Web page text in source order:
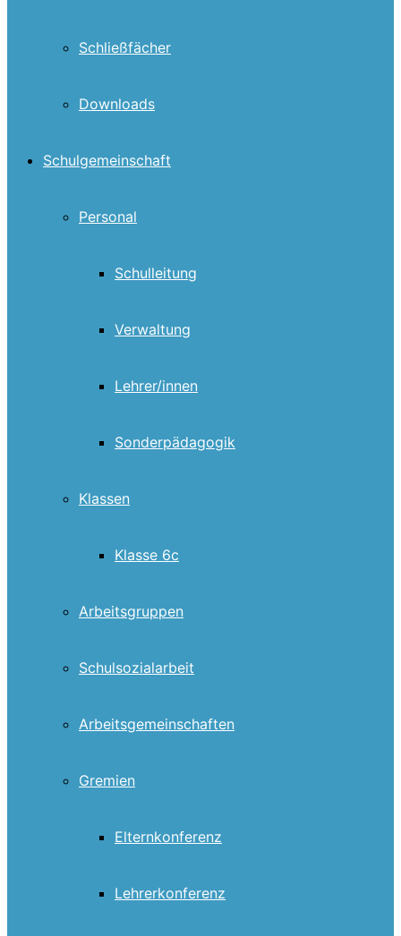
Schließfächer
Downloads
Schulgemeinschaft
Personal
Schulleitung
Verwaltung
Lehrer/innen
Sonderpädagogik
Klassen
Klasse 6c
Arbeitsgruppen
Schulsozialarbeit
Arbeitsgemeinschaften
Gremien
Elternkonferenz
Lehrerkonferenz